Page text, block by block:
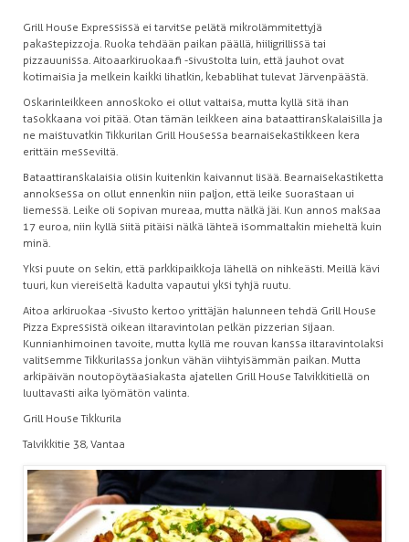
Grill House Expressissä ei tarvitse pelätä mikrolämmitettyjä
pakastepizzoja. Ruoka tehdään paikan päällä, hiiligrillissä tai
pizzauunissa. Aitoaarkiruokaa.fi -sivustolta luin, että jauhot ovat
kotimaisia ja melkein kaikki lihatkin, kebablihat tulevat Järvenpäästä.
Oskarinleikkeen annoskoko ei ollut valtaisa, mutta kyllä sitä ihan
tasokkaana voi pitää. Otan tämän leikkeen aina bataattiranskalaisilla ja
ne maistuvatkin Tikkurilan Grill Housessa bearnaisekastikkeen kera
erittäin messeviltä.
Bataattiranskalaisia olisin kuitenkin kaivannut lisää. Bearnaisekastiketta
annoksessa on ollut ennenkin niin paljon, että leike suorastaan ui
liemessä. Leike oli sopivan mureaa, mutta nälkä jäi. Kun annos maksaa
17 euroa, niin kyllä siitä pitäisi nälkä lähteä isommaltakin mieheltä kuin
minä.
Yksi puute on sekin, että parkkipaikkoja lähellä on nihkeästi. Meillä kävi
tuuri, kun viereiseltä kadulta vapautui yksi tyhjä ruutu.
Aitoa arkiruokaa -sivusto kertoo yrittäjän halunneen tehdä Grill House
Pizza Expressistä oikean iltaravintolan pelkän pizzerian sijaan.
Kunnianhimoinen tavoite, mutta kyllä me rouvan kanssa iltaravintolaksi
valitsemme Tikkurilassa jonkun vähän viihtyisämmän paikan. Mutta
arkipäivän noutopöytäasiakasta ajatellen Grill House Talvikkitiellä on
luultavasti aika lyömätön valinta.
Grill House Tikkurila
Talvikkitie 38, Vantaa